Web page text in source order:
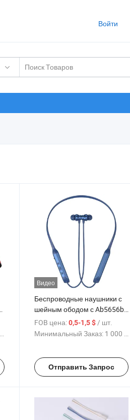
Войти
Видео
Беспроводные наушники с
шейным ободом с Ab5656b
чипом, 200mAh батареей
12h временем
силиконовым воротником,
магнитный переключатель,
FOB цена: 0,5-1,5 $/ шт.
Минимальный Заказ: 1 000 Куски
Отправить Запрос